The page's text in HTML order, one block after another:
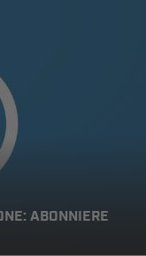
ABONNIERE